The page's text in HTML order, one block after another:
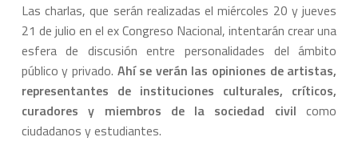
Las charlas, que serán realizadas el miércoles 20 y jueves
21 de julio en el ex Congreso Nacional, intentarán crear una
esfera de discusión entre personalidades del ámbito
público y privado. Ahí se verán las opiniones de artistas,
representantes de instituciones culturales, críticos,
curadores y miembros de la sociedad civil como
ciudadanos y estudiantes.